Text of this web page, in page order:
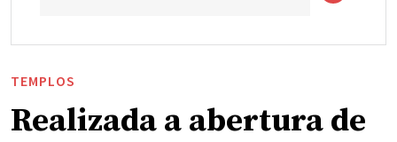
TEMPLOS
Realizada a abertura de